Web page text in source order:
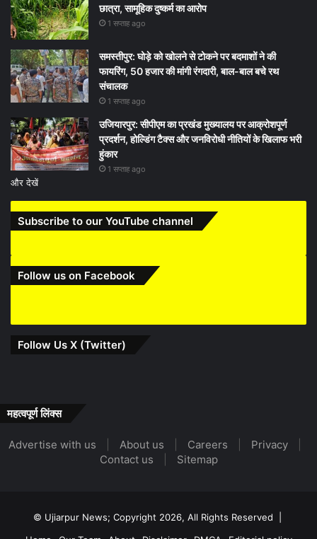
छात्रा, सामूहिक दुष्कर्म का आरोप
1 सप्ताह ago
समस्तीपुर: घोड़े को खोलने से टोकने पर बदमाशों ने की
फायरिंग, 50 हजार की मांगी रंगदारी, बाल-बाल बचे रथ
संचालक
1 सप्ताह ago
उजियारपुर: सीपीएम का प्रखंड मुख्यालय पर आक्रोशपूर्ण
प्रदर्शन, होल्डिंग टैक्स और जनविरोधी नीतियों के खिलाफ भरी
हुंकार
1 सप्ताह ago
और देखें
Subscribe to our YouTube channel
Follow us on Facebook
Follow Us X (Twitter)
महत्वपूर्ण लिंक्स
Advertise with us About us Careers Privacy
Contact us
Sitemap
© Ujiarpur News; Copyright 2026, All Rights Reserved |